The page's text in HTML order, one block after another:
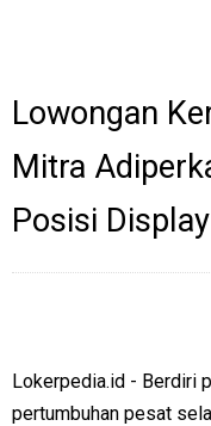
Lowongan
Mitra
Posisi
Lokerpedia.id - Berdiri
pertumbuhan pesat